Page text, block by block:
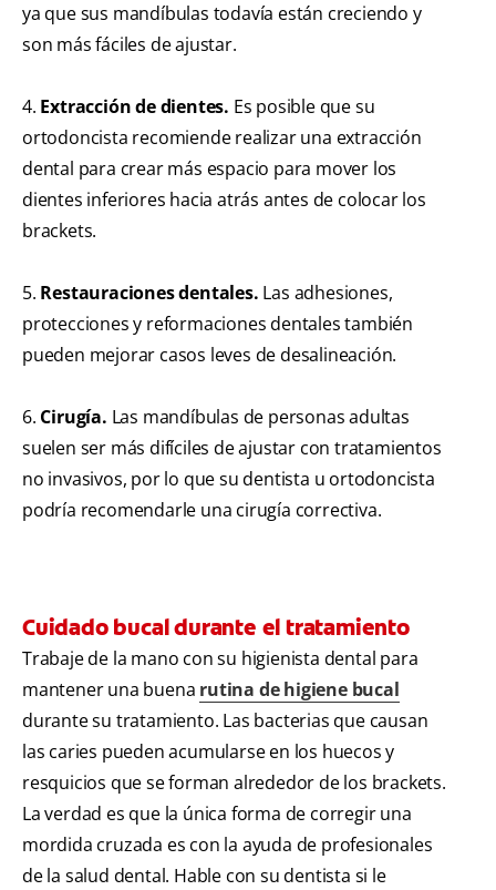
ya que sus mandíbulas todavía están creciendo y
son más fáciles de ajustar.
4. Extracción de dientes. Es posible que su
ortodoncista recomiende realizar una extracción
dental para crear más espacio para mover los
dientes inferiores hacia atrás antes de colocar los
brackets.
5. Restauraciones dentales. Las adhesiones,
protecciones y reformaciones dentales también
pueden mejorar casos leves de desalineación.
6. Cirugía. Las mandíbulas de personas adultas
suelen ser más difíciles de ajustar con tratamientos
no invasivos, por lo que su dentista u ortodoncista
podría recomendarle una cirugía correctiva.
Cuidado bucal durante el tratamiento
Trabaje de la mano con su higienista dental para
mantener una buena rutina de higiene bucal
durante su tratamiento. Las bacterias que causan
las caries pueden acumularse en los huecos y
resquicios que se forman alrededor de los brackets.
La verdad es que la única forma de corregir una
mordida cruzada es con la ayuda de profesionales
de la salud dental. Hable con su dentista si le